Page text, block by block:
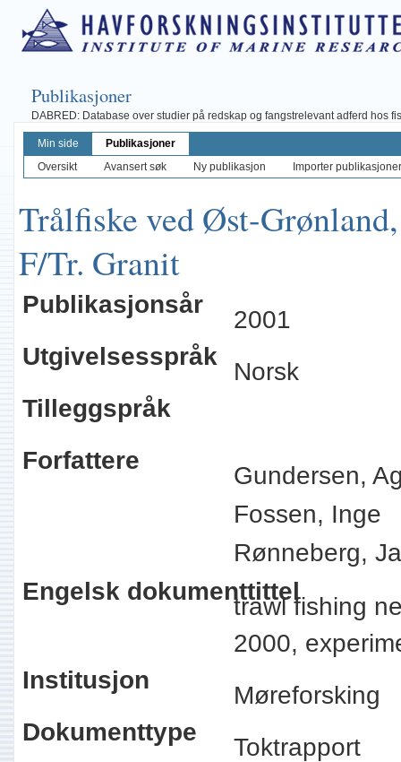
Publikasjoner
DABRED: Database over studier på redskap og fangstrelevant adferd hos
Min side
Publikasjoner
Oversikt
Avansert søk Ny publikasjon Importer
Trålfiske ved Øst-
F/Tr. Granit
Publikasjonsår
2001
Utgivelsesspråk
Norsk
Tilleggspråk
Forfattere
Gundersen,
Fossen, Inge
Rønneberg,
Engelsk dokumenttittel
trawl fishing
2000,
Institusjon
Møreforsking
Dokumenttype
Toktrapport